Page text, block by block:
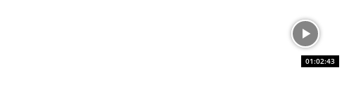
01:02:43